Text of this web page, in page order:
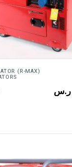
ADD TO CART
(R-MAX)
ر.س